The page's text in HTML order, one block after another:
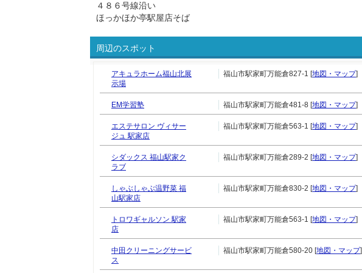
４８６号線沿い
ほっかほか亭駅屋店そば
周辺のスポット
アキュラホーム福山北展
示場
福山市駅家町万能倉827-1 [地図・マップ]
EM学習塾 福山市駅家町万能倉481-8 [地図・マップ]
エステサロン ヴィサー
ジュ 駅家店
福山市駅家町万能倉563-1 [地図・マップ]
シダックス 福山駅家ク
ラブ
福山市駅家町万能倉289-2 [地図・マップ]
しゃぶしゃぶ温野菜 福
山駅家店
福山市駅家町万能倉830-2 [地図・マップ]
トロワギャルソン 駅家
店
福山市駅家町万能倉563-1 [地図・マップ]
中田クリーニングサービ
ス
福山市駅家町万能倉580-20 [地図・マップ]